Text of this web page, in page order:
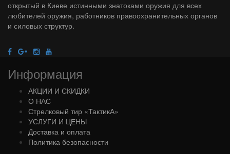
открытый в Киеве истинными знатоками оружия для всех
любителей оружия, работников правоохранительных органов
и силовых структур.
Информация
АКЦИИ И СКИДКИ
О НАС
Стрелковый тир «ТактикА»
УСЛУГИ И ЦЕНЫ
Доставка и оплата
Политика безопасности